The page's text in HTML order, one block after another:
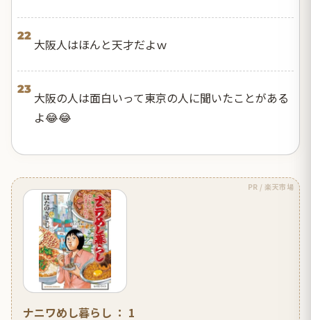
22
大阪人はほんと天才だよｗ
23
大阪の人は面白いって東京の人に聞いたことがある
よ😂😂
PR / 楽天市場
ナニワめし暮らし ： 1